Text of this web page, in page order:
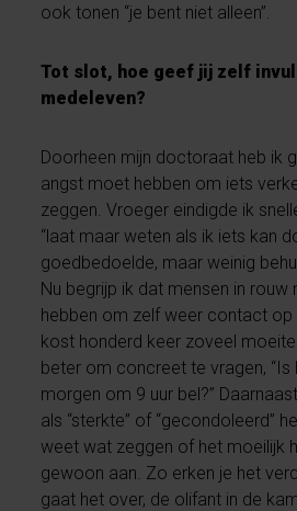
ook tonen “je bent niet alleen”.
Tot slot, hoe geef jij zelf
medeleven?
Doorheen mijn doctoraat heb ik
angst moet hebben om iets
zeggen. Vroeger eindigde ik
“laat maar weten als ik iets kan
goedbedoelde, maar weinig
Nu begrijp ik dat mensen in rouw
hebben om zelf weer contact op
kost honderd keer zoveel
beter om concreet te vragen, “Is
morgen om 9 uur bel?”
als “sterkte” of “gecondoleerd”
weet wat zeggen of het moeilijk
gewoon aan. Zo erken je het
gaat het over, de olifant in de